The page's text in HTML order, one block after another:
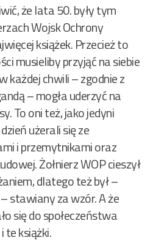
że lata 50. były tym
Wojsk Ochrony
książek. Przecież to
musieliby przyjąć na siebie
każdej chwili – zgodnie z
– mogła uderzyć na
To oni też, jako jedyni
użerali się ze
i przemytnikami oraz
Żołnierz WOP cieszył
dlatego też był –
stawiany za wzór. A że
się do społeczeństwa
te książki.